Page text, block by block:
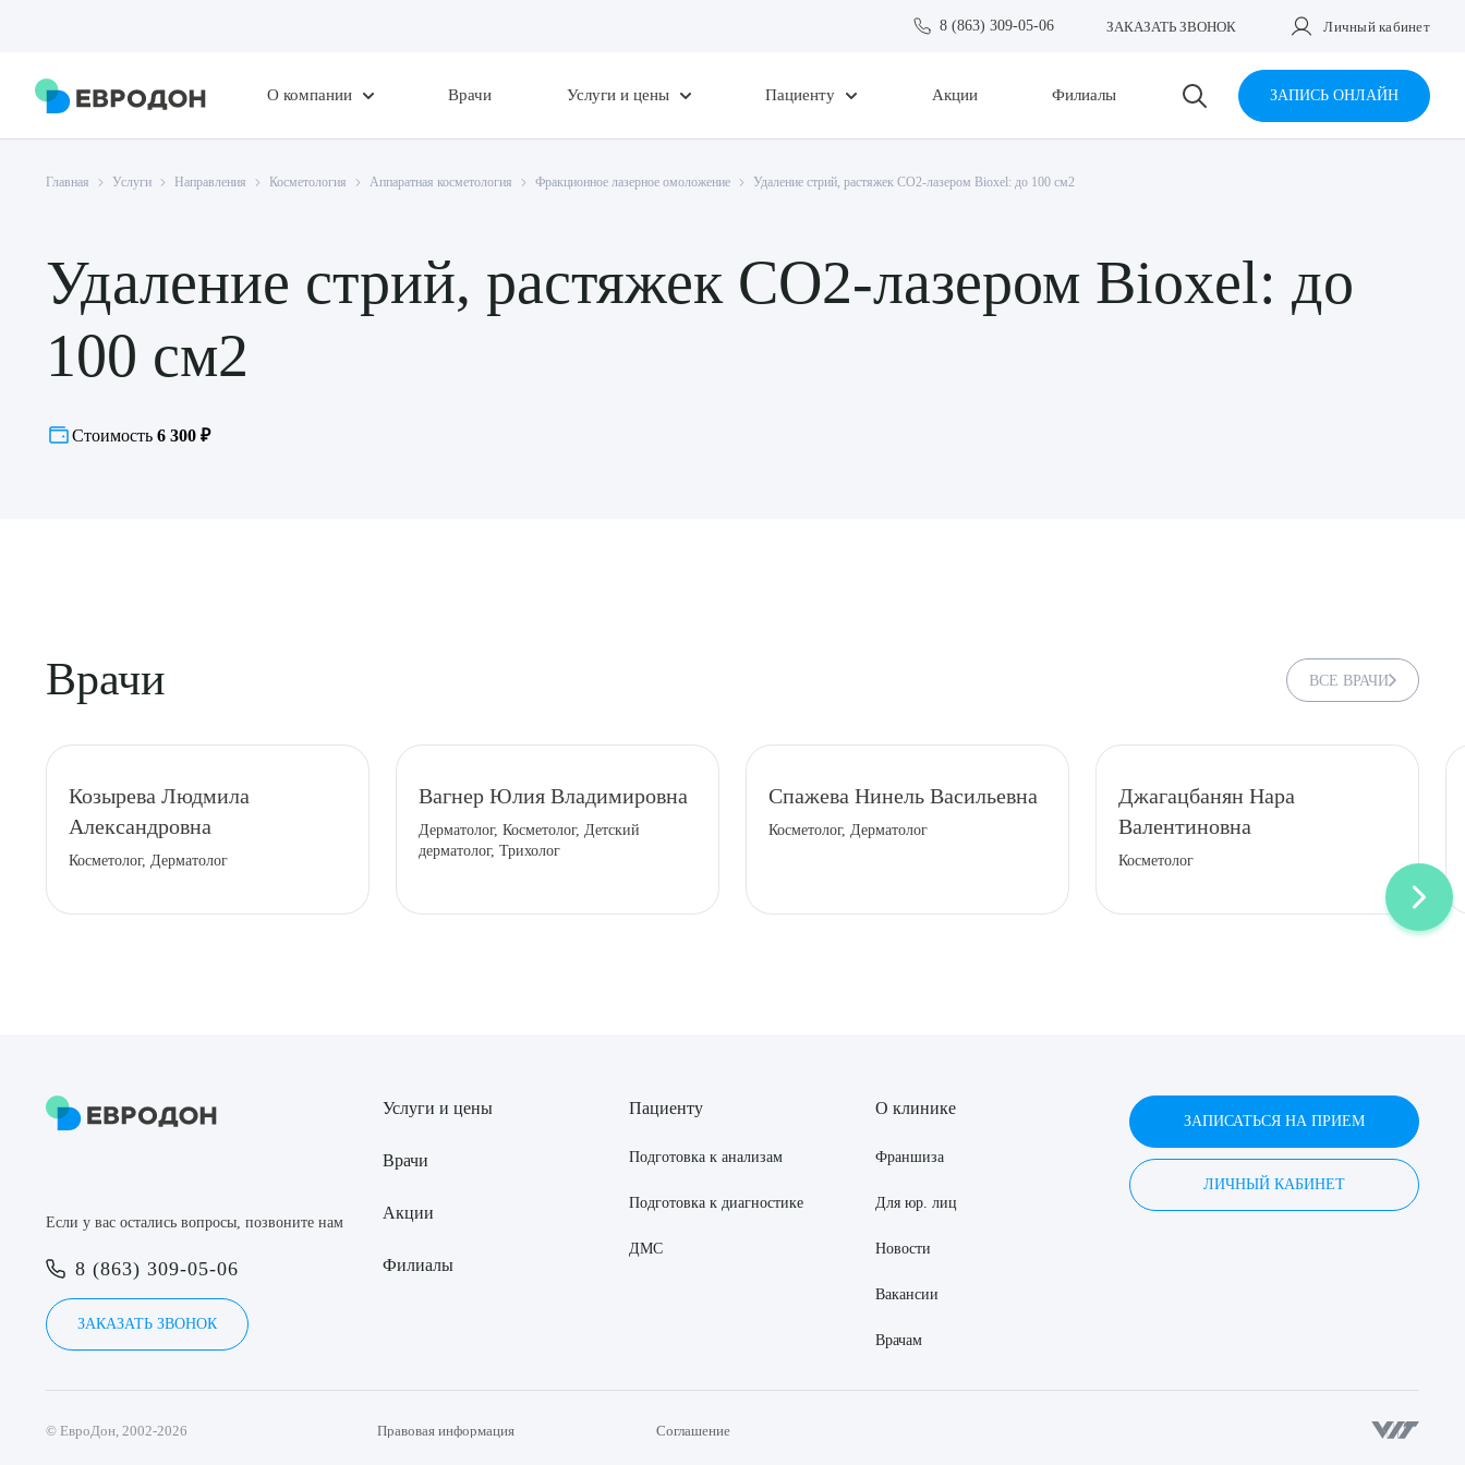
8 (863) 309-05-06 ЗАКАЗАТЬ ЗВОНОК Личный кабинет
О компании Врачи Услуги и цены Пациенту Акции Филиалы ЗАПИСЬ ОНЛАЙН
Главная Услуги Направления Косметология Аппаратная косметология Фракционное лазерное омоложение Удаление стрий, растяжек CO2-лазером Bioxel: до 100 см2
Удаление стрий, растяжек CO2-лазером Bioxel: до
100 см2
Стоимость 6 300 ₽
Врачи ВСЕ ВРАЧИ
Козырева Людмила
Александровна
Косметолог, Дерматолог
Вагнер Юлия Владимировна
Дерматолог, Косметолог, Детский
дерматолог, Трихолог
Спажева Нинель Васильевна
Косметолог, Дерматолог
Джагацбанян Нара
Валентиновна
Косметолог
Если у вас остались вопросы, позвоните нам
8 (863) 309-05-06
ЗАКАЗАТЬ ЗВОНОК
Услуги и цены
Врачи
Акции
Филиалы
Пациенту
Подготовка к анализам
Подготовка к диагностике
ДМС
О клинике
Франшиза
Для юр. лиц
Новости
Вакансии
Врачам
ЗАПИСАТЬСЯ НА ПРИЕМ
ЛИЧНЫЙ КАБИНЕТ
© ЕвроДон, 2002-2026 Правовая информация Соглашение
Я даю согласие на
Выберите сопутствующую услугу